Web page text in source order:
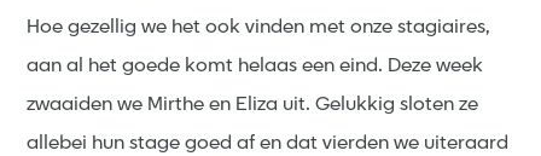
Hoe gezellig we het ook vinden met onze stagiaires,
aan al het goede komt helaas een eind. Deze week
zwaaiden we Mirthe en Eliza uit. Gelukkig sloten ze
allebei hun stage goed af en dat vierden we uiteraard